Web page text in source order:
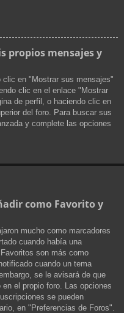
propios mensajes y
clic en "Mostrar sus mensajes"
clic en el enlace "Mostrar
de perfil, o haciendo clic en
del foro. Para buscar sus
y complete las opciones
como Favorito y
mucho como marcadores
cuando había una
son más como
cuando un tema
se le avisará de que
el propio foro. Las opciones
se pueden
en "Preferencias de Foros".